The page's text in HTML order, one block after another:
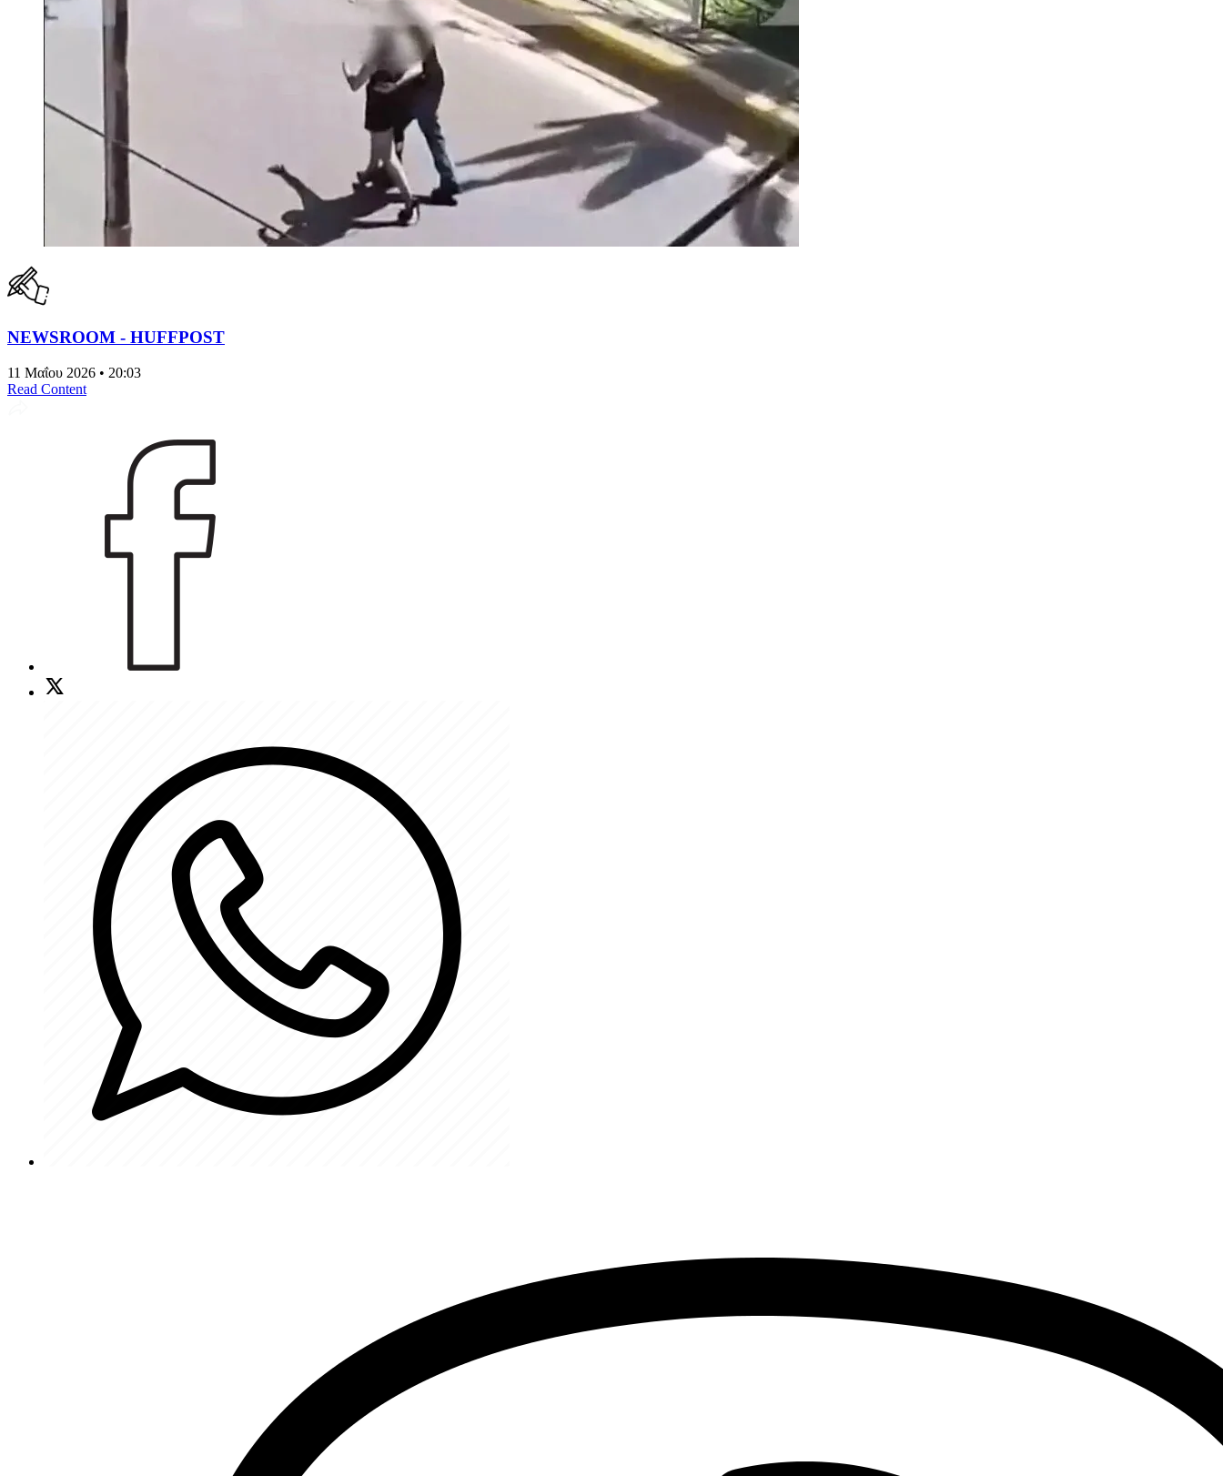
NEWSROOM - HUFFPOST
11 Μαΐου 2026 • 20:03
Read Content